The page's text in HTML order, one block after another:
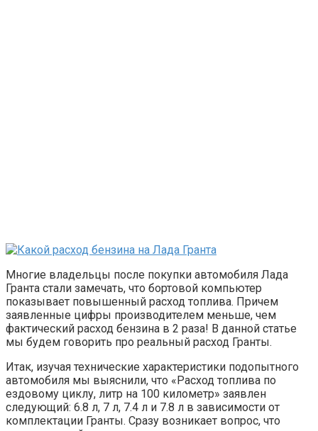
Многие владельцы после покупки автомобиля Лада
Гранта стали замечать, что бортовой компьютер
показывает повышенный расход топлива. Причем
заявленные цифры производителем меньше, чем
фактический расход бензина в 2 раза! В данной статье
мы будем говорить про реальный расход Гранты.
Итак, изучая технические характеристики подопытного
автомобиля мы выяснили, что «Расход топлива по
ездовому циклу, литр на 100 километр» заявлен
следующий: 6.8 л, 7 л, 7.4 л и 7.8 л в зависимости от
комплектации Гранты. Сразу возникает вопрос, что